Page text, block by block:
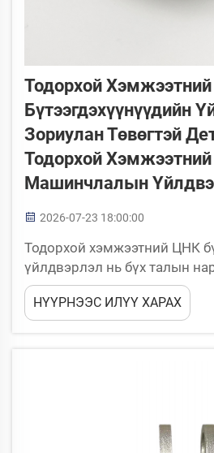
Тодорхой
Бүтээгдэхүүнүүдийн
Зориулан Төвөгтэй
Тодорхой
Машинчлалын
2026-07-23 18:00:00
Тодорхой хэмжээтний ЦНК
үйлдвэрлэл нь бүх талын
хэмжээтний шаардлагатай,
ажиллахад хамгийн чухал
салбаруудын
НҮҮРНЭЭС ИЛҮҮ ХАРАХ